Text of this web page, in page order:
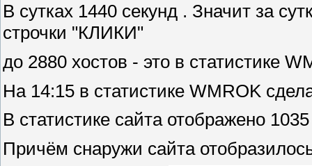
В сутках 1440 секунд . Значит за
строчки "КЛИКИ"
до 2880 хостов - это в статистике
На 14:15 в статистике WMROK
В статистике сайта отображено
Причём снаружи сайта